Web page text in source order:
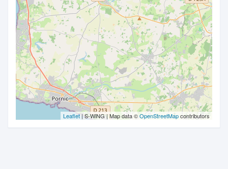
Leaflet| S-WiNG | Map data ©OpenStreetMapcontributors